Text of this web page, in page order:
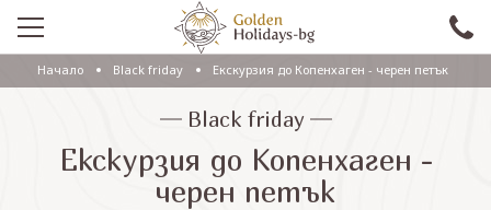
ПРОМО
ЕКСКУРЗИИ С АВТОБУС
Начало Black friday Екскурзия до Копенхаген - черен петък
Black friday
Екскурзия до Копенхаген -
черен петък